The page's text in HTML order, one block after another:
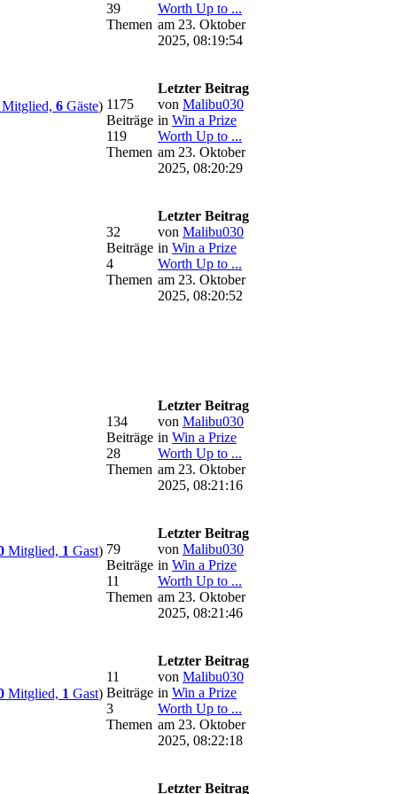
39
Themen
Worth Up to ...
am 23. Oktober
2025, 08:19:54
6 Gäste) 1175
Beiträge
119
Themen
Letzter Beitrag
von Malibu030
in Win a Prize
Worth Up to ...
am 23. Oktober
2025, 08:20:29
32
Beiträge
4
Themen
Letzter Beitrag
von Malibu030
in Win a Prize
Worth Up to ...
am 23. Oktober
2025, 08:20:52
134
Beiträge
28
Themen
Letzter Beitrag
von Malibu030
in Win a Prize
Worth Up to ...
am 23. Oktober
2025, 08:21:16
Mitglied, 1 Gast) 79
Beiträge
11
Themen
Letzter Beitrag
von Malibu030
in Win a Prize
Worth Up to ...
am 23. Oktober
2025, 08:21:46
Mitglied, 1 Gast)
11
Beiträge
3
Themen
Letzter Beitrag
von Malibu030
in Win a Prize
Worth Up to ...
am 23. Oktober
2025, 08:22:18
Letzter Beitrag